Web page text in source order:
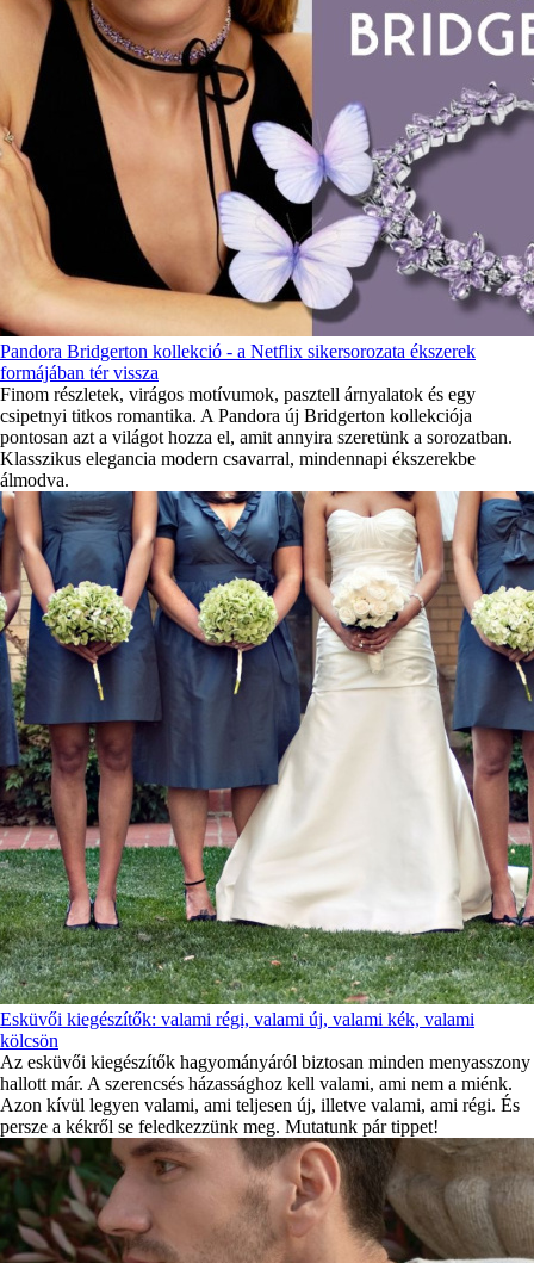
Pandora Bridgerton kollekció - a Netflix sikersorozata ékszerek
formájában tér vissza
Finom részletek, virágos motívumok, pasztell árnyalatok és egy
csipetnyi titkos romantika. A Pandora új Bridgerton kollekciója
pontosan azt a világot hozza el, amit annyira szeretünk a sorozatban.
Klasszikus elegancia modern csavarral, mindennapi ékszerekbe
álmodva.
Esküvői kiegészítők: valami régi, valami új, valami kék, valami
kölcsön
Az esküvői kiegészítők hagyományáról biztosan minden menyasszony
hallott már. A szerencsés házassághoz kell valami, ami nem a miénk.
Azon kívül legyen valami, ami teljesen új, illetve valami, ami régi. És
persze a kékről se feledkezzünk meg. Mutatunk pár tippet!